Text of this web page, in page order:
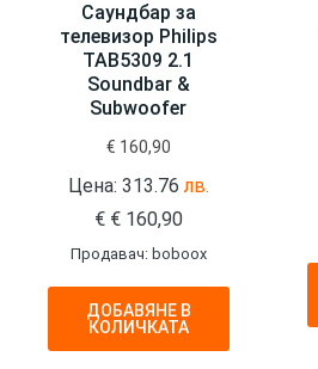
Саундбар за
телевизор Philips
TAB5309 2.1
Soundbar &
Subwoofer
€ 160,90
Цена: 313.76лв.
€ €160,90
Продавач: boboox
ДОБАВЯНЕ В
КОЛИЧКАТА